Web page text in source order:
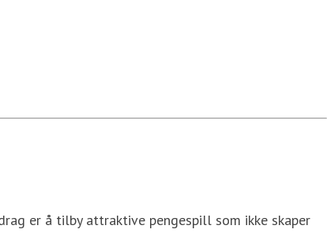
er å tilby attraktive pengespill som ikke skaper